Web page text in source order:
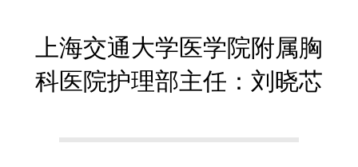
数
智
上海交通大学医学院附属胸
科医院护理部主任：刘晓芯